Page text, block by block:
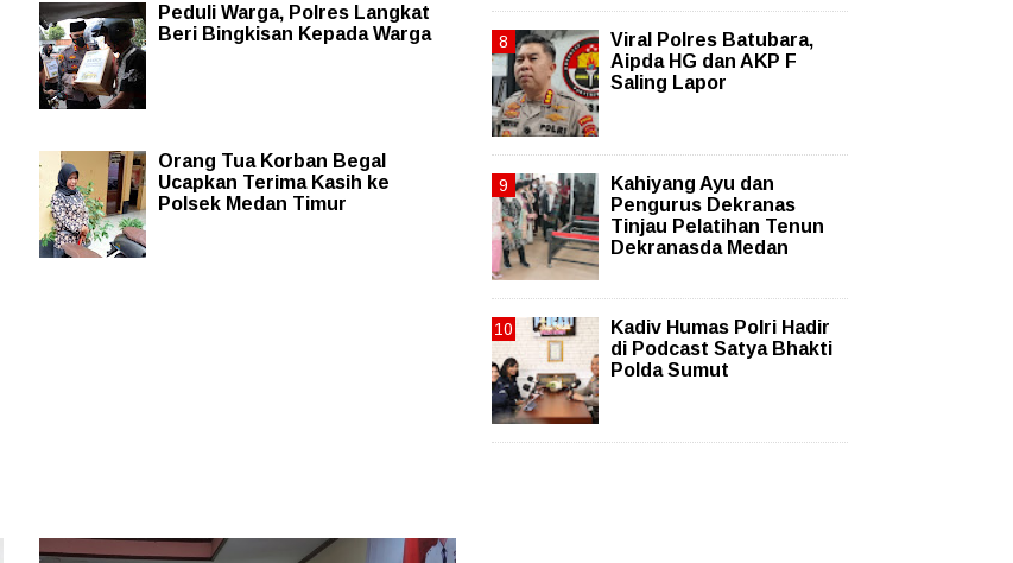
Peduli Warga, Polres Langkat
Beri Bingkisan Kepada Warga
Orang Tua Korban Begal
Ucapkan Terima Kasih ke
Polsek Medan Timur
Viral Polres Batubara,
Aipda HG dan AKP F
Saling Lapor
Kahiyang Ayu dan
Pengurus Dekranas
Tinjau Pelatihan Tenun
Dekranasda Medan
Kadiv Humas Polri Hadir
di Podcast Satya Bhakti
Polda Sumut